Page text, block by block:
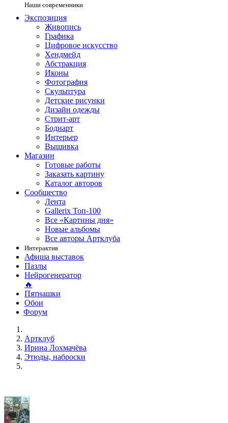
Наши современники
Экспозиция
Живопись
Графика
Цифровое искусство
Хендмейд
Абстракция
Иконы
Фотография
Скульптура
Детские рисунки
Дизайн одежды
Стрит-арт
Бодиарт
Интерьер
Вышивка
Магазин
Готовые работы
Заказать картину
Каталог авторов
Сообщество
Лента
Gallerix Топ-100
Все «Картины дня»
Новые альбомы
Все авторы Артклуба
Интерактив
Афиша выставок
Пазлы
Нейрогенератор
🔥
Пятнашки
Обои
Форум
Артклуб
Ирина Лохмачёва
Этюды, наброски